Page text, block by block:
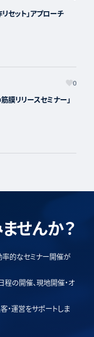
セット」アプローチ
0
膜リリースセミナー」
せんか？
率的なセミナー開催が
程の開催、現地開催・オ
・運営をサポートしま